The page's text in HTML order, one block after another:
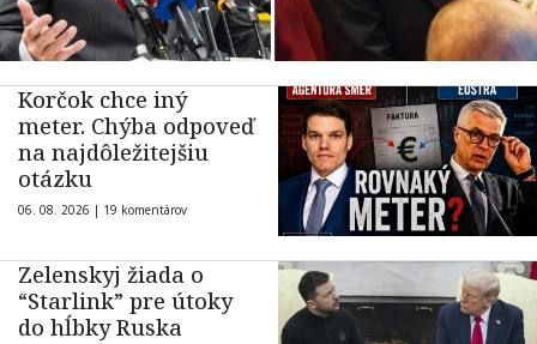
Korčok chce iný
meter. Chýba odpoveď
na najdôležitejšiu
otázku
06. 08. 2026 | 19 komentárov
Zelenskyj žiada o
“Starlink” pre útoky
do hĺbky Ruska